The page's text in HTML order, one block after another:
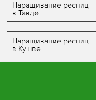
Наращивание ресниц
в Тавде
Наращивание ресниц
в Кушве